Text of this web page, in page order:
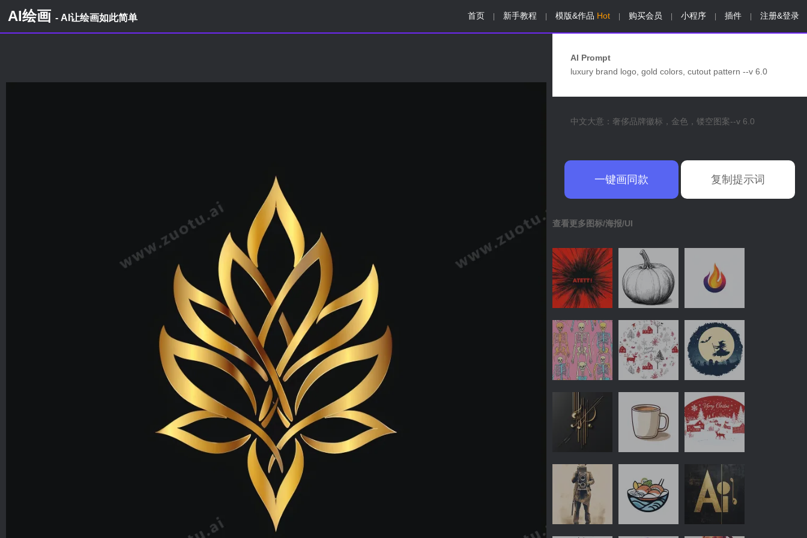
AI绘画 - AI让绘画如此简单 首页 新手教程 模版&作品 Hot 购买会员 小程序 插件 注册&登录
AI Prompt
luxury brand logo, gold colors, cutout pattern --v 6.0
中文大意：奢侈品牌徽标，金色，镂空图案--v 6.0
一键画同款 复制提示词
查看更多图标/海报/UI